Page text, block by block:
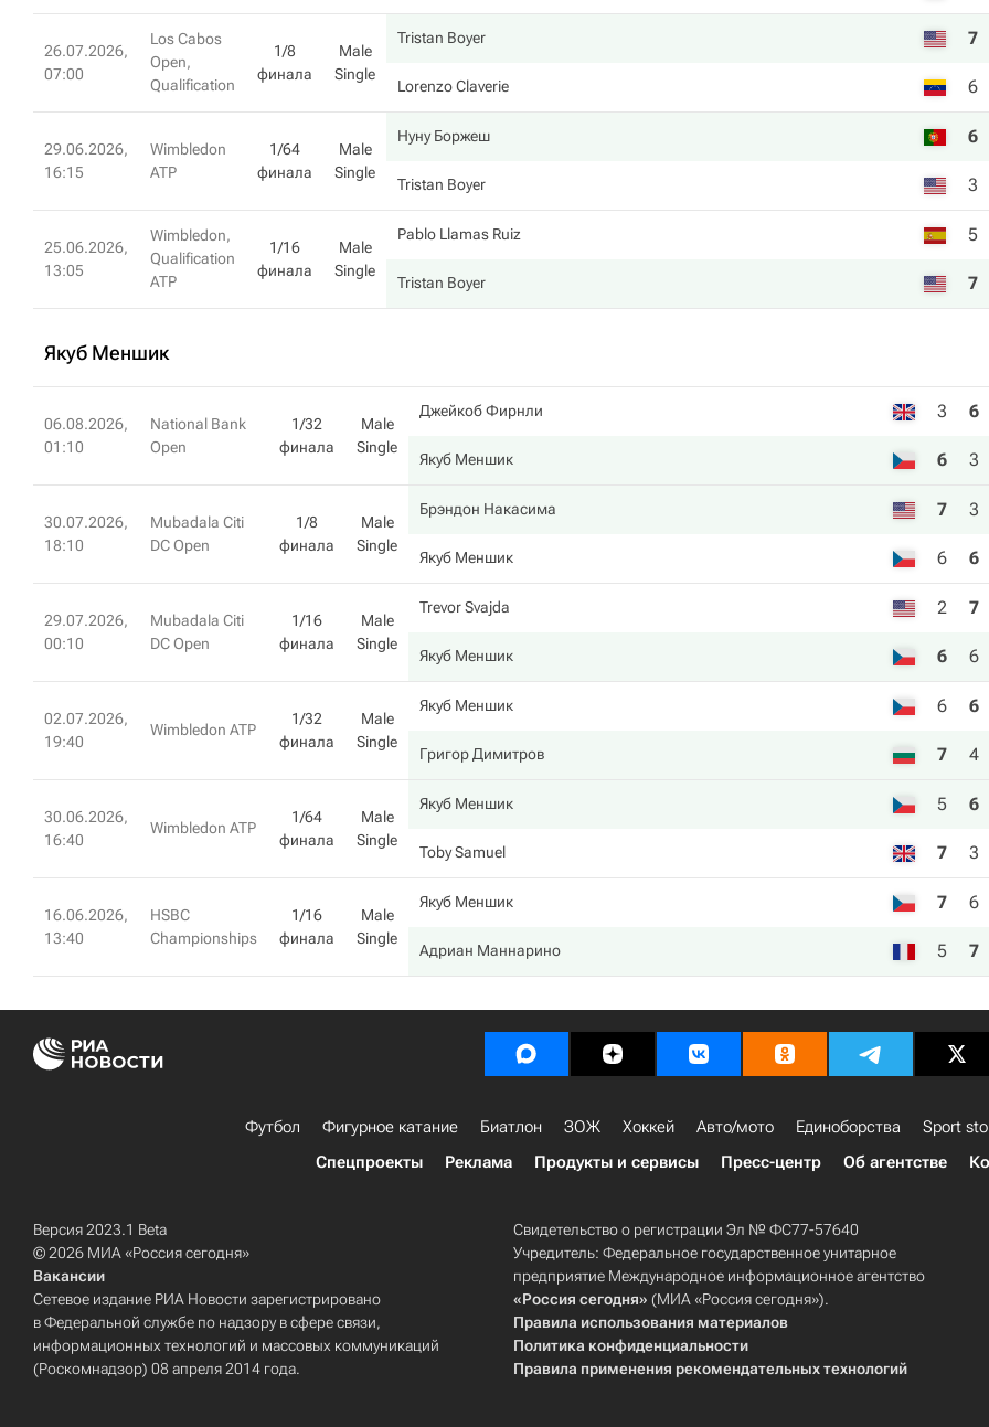
26.07.2026,
07:00
Los Cabos
Open,
Qualification
1/8
финала
Male
Single
Tristan Boyer 7
Lorenzo Claverie 6
29.06.2026,
16:15
Wimbledon
ATP
1/64
финала
Male
Single
Нуну Боржеш 6
Tristan Boyer 3
25.06.2026,
13:05
Wimbledon,
Qualification
ATP
1/16
финала
Male
Single
Pablo Llamas Ruiz 5
Tristan Boyer 7
Якуб Меншик
06.08.2026,
01:10
National Bank
Open
1/32
финала
Male
Single
Джейкоб Фирнли 3 6
Якуб Меншик 6 3
30.07.2026,
18:10
Mubadala Citi
DC Open
1/8
финала
Male
Single
Брэндон Накаcима 7 3
Якуб Меншик 6 6
29.07.2026,
00:10
Mubadala Citi
DC Open
1/16
финала
Male
Single
Trevor Svajda 2 7
Якуб Меншик 6 6
02.07.2026,
19:40
Wimbledon ATP
1/32
финала
Male
Single
Якуб Меншик 6 6
Григор Димитров 7 4
30.06.2026,
16:40
Wimbledon ATP
1/64
финала
Male
Single
Якуб Меншик 5 6
Toby Samuel 7 3
16.06.2026,
13:40
HSBC
Championships
1/16
финала
Male
Single
Якуб Меншик 7 6
Адриан Маннарино 5 7
Футбол Фигурное катание Биатлон ЗОЖ Хоккей Авто/мото Единоборства Sport
Спецпроекты
Реклама Продукты и сервисы Пресс-центр Об агентстве
Версия 2023.1 Beta
© 2026 МИА «Россия сегодня»
Вакансии
Сетевое издание РИА Новости зарегистрировано
в Федеральной службе по надзору в сфере связи,
информационных технологий и массовых коммуникаций
(Роскомнадзор) 08 апреля 2014 года.
Свидетельство о регистрации Эл № ФС77-57640
Учредитель: Федеральное государственное унитарное
предприятие Международное информационное агентство
«Россия сегодня» (МИА «Россия сегодня»).
Правила использования материалов
Политика конфиденциальности
Правила применения рекомендательных технологий